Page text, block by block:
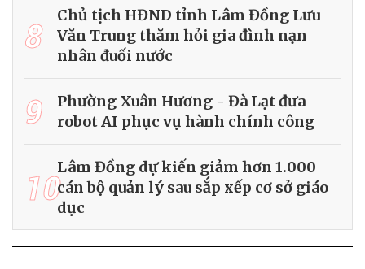
8
Chủ tịch HĐND tỉnh Lâm Đồng Lưu
Văn Trung thăm hỏi gia đình nạn
nhân đuối nước
9
Phường Xuân Hương - Đà Lạt đưa
robot AI phục vụ hành chính công
10Lâm Đồng dự kiến giảm hơn 1.000
cán bộ quản lý sau sắp xếp cơ sở giáo
dục